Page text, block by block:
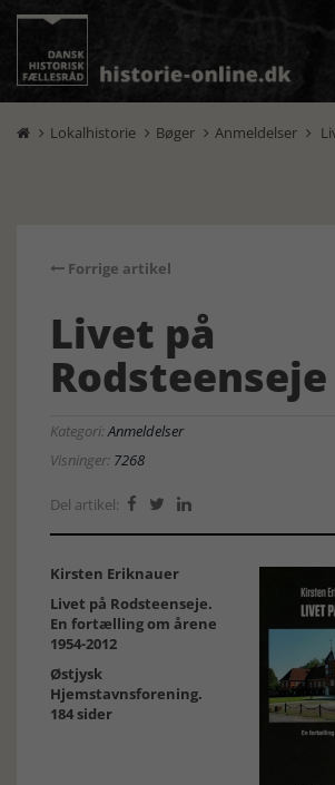
 Lokalhistorie  Bøger  Anmeldelser 
Forrige artikel
Livet på
Rodsteenseje
Kategori:Anmeldelser
Visninger: 7268
Del artikel:   
Kirsten Eriknauer
Livet på Rodsteenseje.
En fortælling om årene
1954-2012
Østjysk
Hjemstavnsforening.
184 sider